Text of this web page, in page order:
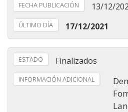
FECHA PUBLICACIÓN 13/12/
ÚLTIMO DÍA 17/12/2021
ESTADO Finalizados
INFORMACIÓN ADICIONAL